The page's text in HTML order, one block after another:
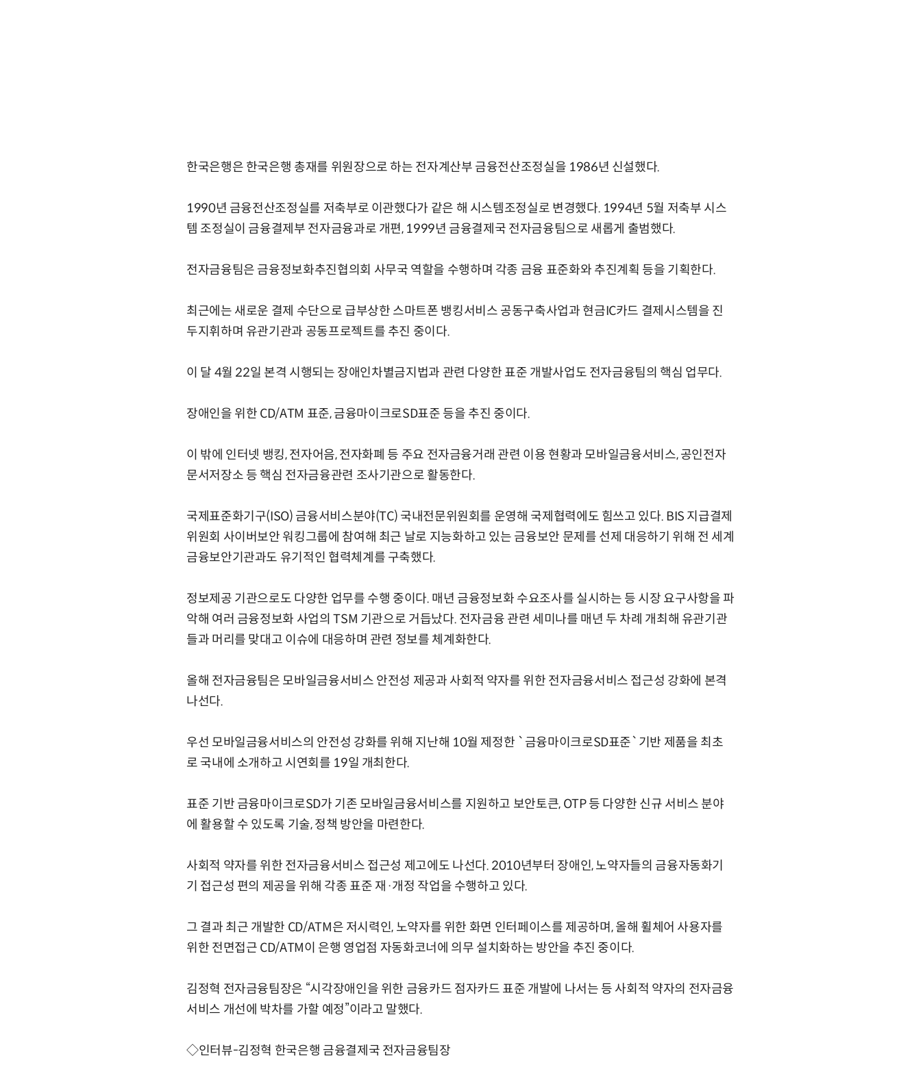
한국은행은 한국은행 총재를 위원장으로 하는 전자계산부 금융전산조정실을 1986년 신설했다.
1990년 금융전산조정실를 저축부로 이관했다가 같은 해 시스템조정실로 변경했다. 1994년 5월 저축부 시스
템 조정실이 금융결제부 전자금융과로 개편, 1999년 금융결제국 전자금융팀으로 새롭게 출범했다.
전자금융팀은 금융정보화추진협의회 사무국 역할을 수행하며 각종 금융 표준화와 추진계획 등을 기획한다.
최근에는 새로운 결제 수단으로 급부상한 스마트폰 뱅킹서비스 공동구축사업과 현금IC카드 결제시스템을 진
두지휘하며 유관기관과 공동프로젝트를 추진 중이다.
이 달 4월 22일 본격 시행되는 장애인차별금지법과 관련 다양한 표준 개발사업도 전자금융팀의 핵심 업무다.
장애인을 위한 CD/ATM 표준, 금융마이크로SD표준 등을 추진 중이다.
이 밖에 인터넷 뱅킹, 전자어음, 전자화폐 등 주요 전자금융거래 관련 이용 현황과 모바일금융서비스, 공인전자
문서저장소 등 핵심 전자금융관련 조사기관으로 활동한다.
국제표준화기구(ISO) 금융서비스분야(TC) 국내전문위원회를 운영해 국제협력에도 힘쓰고 있다. BIS 지급결제
위원회 사이버보안 워킹그룹에 참여해 최근 날로 지능화하고 있는 금융보안 문제를 선제 대응하기 위해 전 세계
금융보안기관과도 유기적인 협력체계를 구축했다.
정보제공 기관으로도 다양한 업무를 수행 중이다. 매년 금융정보화 수요조사를 실시하는 등 시장 요구사항을 파
악해 여러 금융정보화 사업의 TSM 기관으로 거듭났다. 전자금융 관련 세미나를 매년 두 차례 개최해 유관기관
들과 머리를 맞대고 이슈에 대응하며 관련 정보를 체계화한다.
올해 전자금융팀은 모바일금융서비스 안전성 제공과 사회적 약자를 위한 전자금융서비스 접근성 강화에 본격
나선다.
우선 모바일금융서비스의 안전성 강화를 위해 지난해 10월 제정한 `금융마이크로SD표준`기반 제품을 최초
로 국내에 소개하고 시연회를 19일 개최한다.
표준 기반 금융마이크로SD가 기존 모바일금융서비스를 지원하고 보안토큰, OTP 등 다양한 신규 서비스 분야
에 활용할 수 있도록 기술, 정책 방안을 마련한다.
사회적 약자를 위한 전자금융서비스 접근성 제고에도 나선다. 2010년부터 장애인, 노약자들의 금융자동화기
기 접근성 편의 제공을 위해 각종 표준 재·개정 작업을 수행하고 있다.
그 결과 최근 개발한 CD/ATM은 저시력인, 노약자를 위한 화면 인터페이스를 제공하며, 올해 휠체어 사용자를
위한 전면접근 CD/ATM이 은행 영업점 자동화코너에 의무 설치화하는 방안을 추진 중이다.
김정혁 전자금융팀장은 “시각장애인을 위한 금융카드 점자카드 표준 개발에 나서는 등 사회적 약자의 전자금융
서비스 개선에 박차를 가할 예정”이라고 말했다.
◇인터뷰-김정혁 한국은행 금융결제국 전자금융팀장